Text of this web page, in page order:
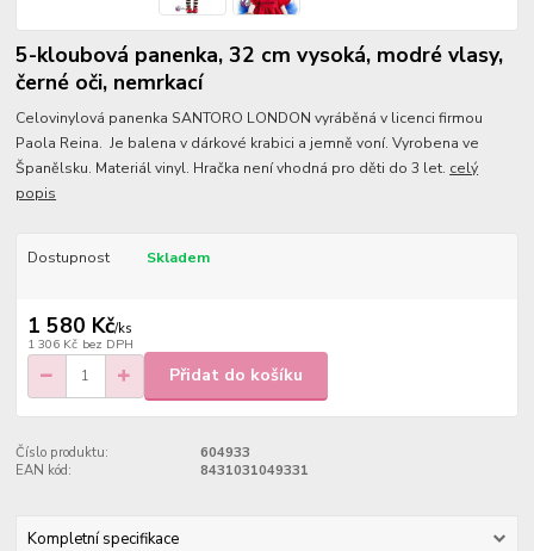
5-kloubová panenka, 32 cm vysoká, modré vlasy,
černé oči, nemrkací
Celovinylová panenka SANTORO LONDON vyráběná v licenci firmou
Paola Reina. Je balena v dárkové krabici a jemně voní. Vyrobena ve
Španělsku. Materiál vinyl. Hračka není vhodná pro děti do 3 let. celý
popis
Dostupnost Skladem
1 580 Kč/ks
1 306 Kč bez DPH
Přidat do košíku
Číslo produktu:
604933
EAN kód:
8431031049331
Kompletní specifikace